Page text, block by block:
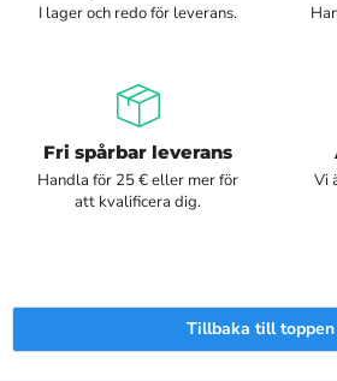
I lager och redo för leverans.
Fri spårbar leverans
Handla för 25 € eller mer för
att kvalificera dig.
Vi
Tillbaka till toppen